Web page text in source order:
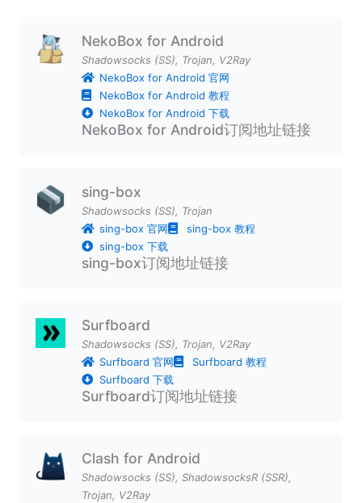
NekoBox for Android
Shadowsocks (SS), Trojan, V2Ray
NekoBox for Android 官网
NekoBox for Android 教程
NekoBox for Android 下载
NekoBox for Android订阅地址链接
sing-box
Shadowsocks (SS), Trojan
sing-box 官网
sing-box 教程
sing-box 下载
sing-box订阅地址链接
Surfboard
Shadowsocks (SS), Trojan, V2Ray
Surfboard 官网
Surfboard 教程
Surfboard 下载
Surfboard订阅地址链接
Clash for Android
Shadowsocks (SS), ShadowsocksR (SSR),
Trojan, V2Ray